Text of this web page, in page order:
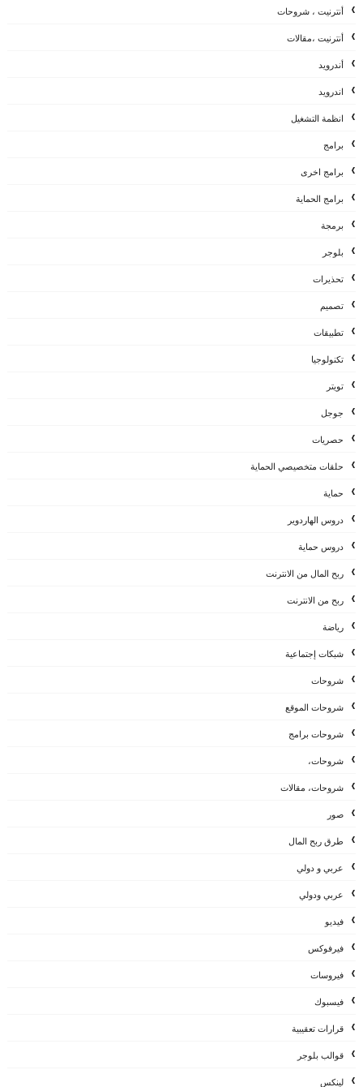
أنترنيت ، شروحات
أنترنيت ،مقالات
أندرويد
اندرويد
انظمة التشغيل
برامج
برامج اخرى
برامج الحماية
برمجة
بلوجر
تحذيرات
تصميم
تطبيقات
تكنولوجيا
تويتر
جوجل
حصريات
حلقات متخصيصي الحماية
حماية
دروس الهاردوير
دروس حماية
ربح المال من الانترنت
ربح من الانترنت
رياضة
شبكات إجتماعية
شروحات
شروحات الموقع
شروحات برامج
شروحات،
شروحات، مقالات
صور
طرق ربح المال
عربي و دولي
عربي ودولي
فيديو
فيرفوكس
فيروسات
فيسبوك
قرارات تعقيبية
قوالب بلوجر
لينكس